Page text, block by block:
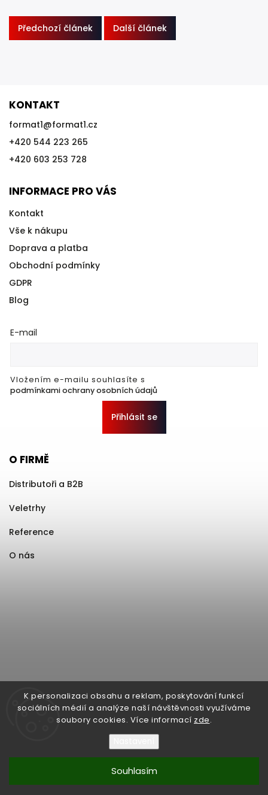
K personalizaci obsahu a reklam, poskytování funkcí
sociálních médií a analýze naší návštěvnosti využíváme
soubory cookies. Více informací zde.
Souhlasím
Předchozí článek Další článek
KONTAKT
format1@format1.cz
+420 544 223 265
+420 603 253 728
INFORMACE PRO VÁS
Kontakt
Vše k nákupu
Doprava a platba
Obchodní podmínky
GDPR
Blog
E-mail
Vložením e-mailu souhlasíte s
podmínkami ochrany osobních údajů
Přihlásit se
O FIRMĚ
Distributoři a B2B
Veletrhy
Reference
O nás